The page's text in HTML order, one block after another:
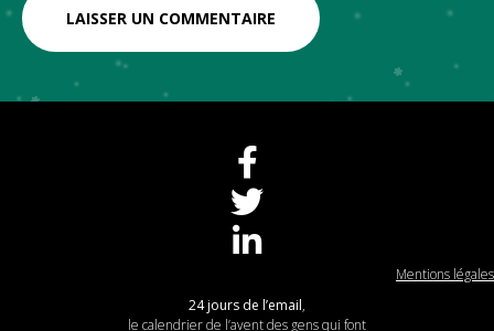
Mentions légales
24 jours de l’email,
le calendrier de l’avent des gens qui font